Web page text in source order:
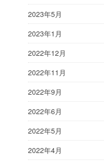
2023年5月
2023年1月
2022年12月
2022年11月
2022年9月
2022年6月
2022年5月
2022年4月